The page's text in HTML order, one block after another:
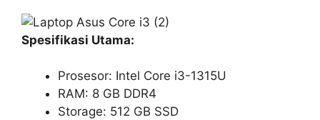
Spesifikasi Utama:
Prosesor: Intel Core i3-1315U
RAM: 8 GB DDR4
Storage: 512 GB SSD